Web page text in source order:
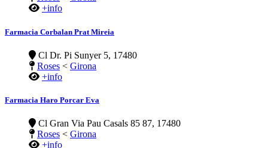
+info
Farmacia Corbalan Prat Mireia
Cl Dr. Pi Sunyer 5, 17480
Roses < Girona
+info
Farmacia Haro Porcar Eva
Cl Gran Via Pau Casals 85 87, 17480
Roses < Girona
+info